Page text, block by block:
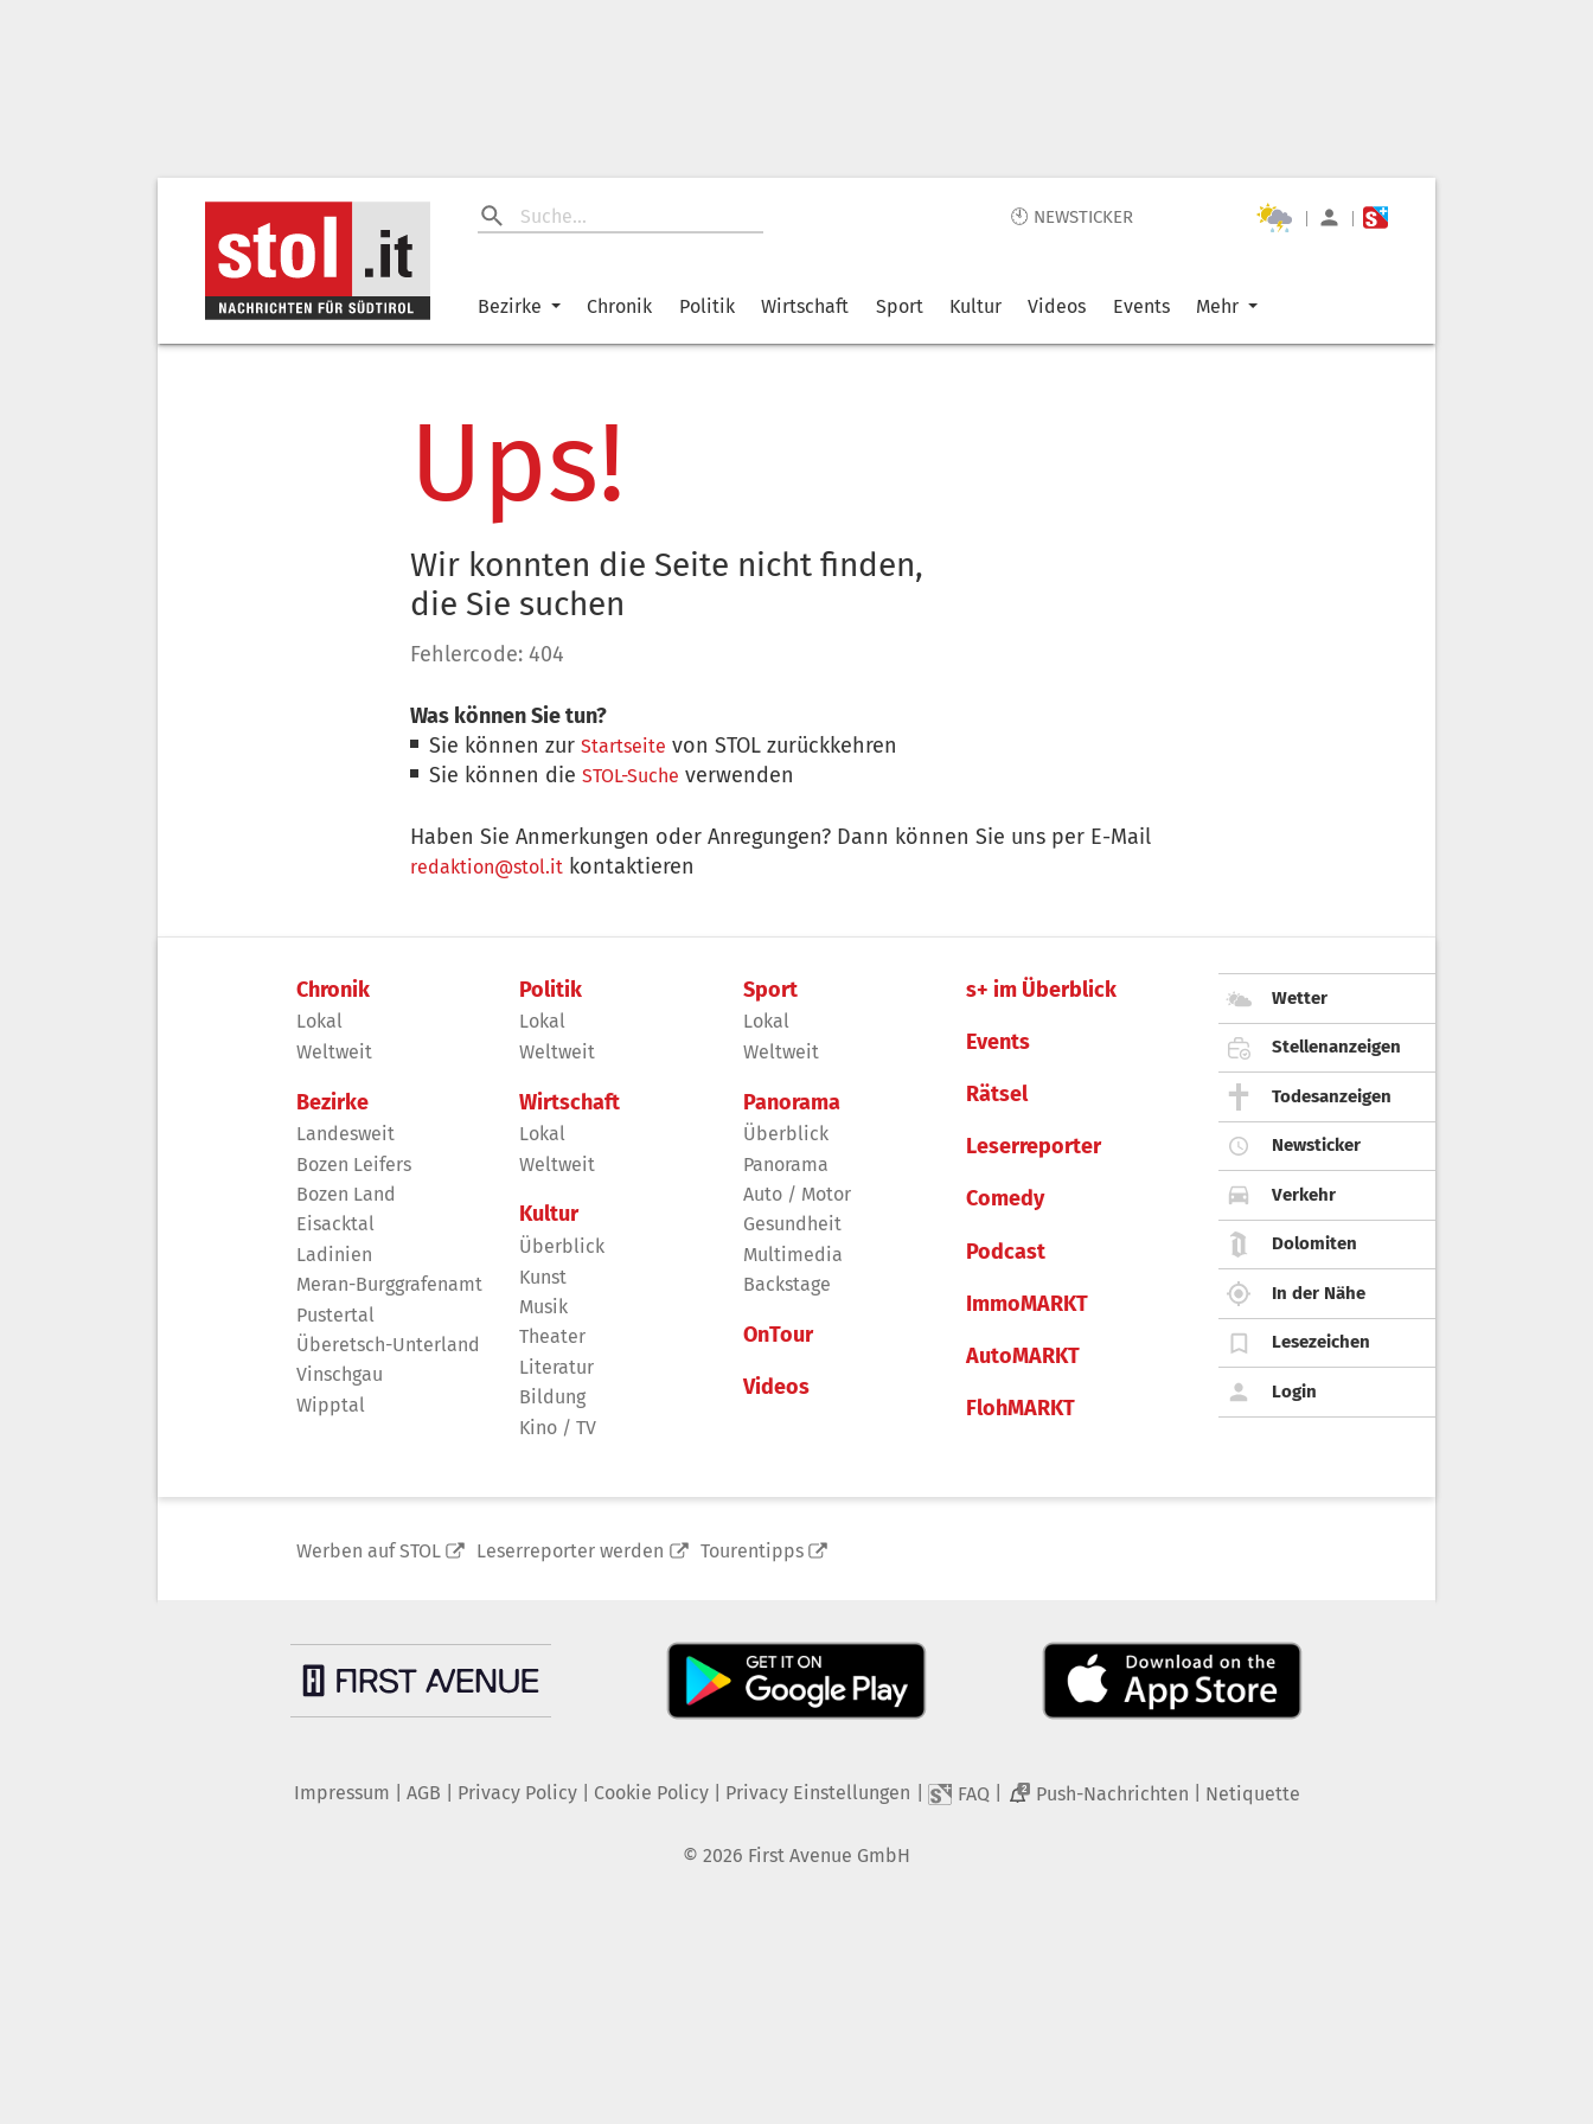
🕙 NEWSTICKER | |
Bezirke Chronik Politik Wirtschaft Sport Kultur Videos Events Mehr
Ups!
Wir konnten die Seite nicht finden,
die Sie suchen
Fehlercode: 404
Was können Sie tun?
Sie können zurStartseite von STOL zurückkehren
Sie können dieSTOL-Suche verwenden
Haben Sie Anmerkungen oder Anregungen? Dann können Sie uns per E-Mail
redaktion@stol.it kontaktieren
Chronik
Lokal
Weltweit
Bezirke
Landesweit
Bozen Leifers
Bozen Land
Eisacktal
Ladinien
Meran-Burggrafenamt
Pustertal
Überetsch-Unterland
Vinschgau
Wipptal
Politik
Lokal
Weltweit
Wirtschaft
Lokal
Weltweit
Kultur
Überblick
Kunst
Musik
Theater
Literatur
Bildung
Kino / TV
Sport
Lokal
Weltweit
Panorama
Überblick
Panorama
Auto / Motor
Gesundheit
Multimedia
Backstage
OnTour
Videos
s+ im Überblick
Events
Rätsel
Leserreporter
Comedy
Podcast
ImmoMARKT
AutoMARKT
FlohMARKT
Wetter
Stellenanzeigen
Todesanzeigen
Newsticker
Verkehr
Dolomiten
In der Nähe
Lesezeichen
Login
Werben auf STOL Leserreporter werden Tourentipps
Impressum AGB Privacy Policy| Cookie Policy| Privacy Einstellungen FAQ 2 Push-Nachrichten Netiquette
© 2026 First Avenue GmbH